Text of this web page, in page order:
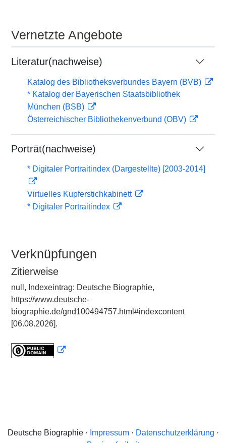
Vernetzte Angebote
Literatur(nachweise)
Katalog des Bibliotheksverbundes Bayern (BVB)
* Katalog der Bayerischen Staatsbibliothek
München (BSB)
Österreichischer Bibliothekenverbund (OBV)
Porträt(nachweise)
* Digitaler Portraitindex (Dargestellte) [2003-2014]
Virtuelles Kupferstichkabinett
* Digitaler Portraitindex
Verknüpfungen
Zitierweise
null, Indexeintrag: Deutsche Biographie,
https://www.deutsche-
biographie.de/gnd100494757.html#indexcontent
[06.08.2026].
Deutsche Biographie · Impressum· Datenschutzerklärung ·